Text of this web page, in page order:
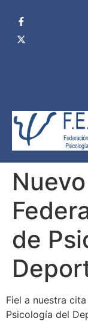
de
Fiel a nuestra
Psicología del